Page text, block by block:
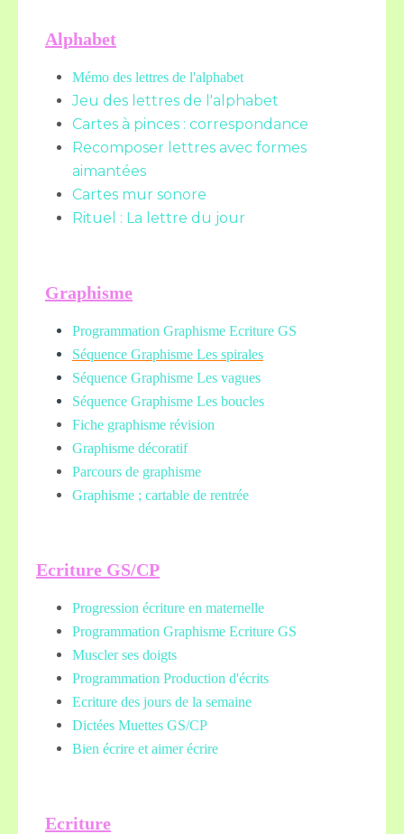
Alphabet
Mémo des lettres de l'alphabet
Jeu des lettres de l'alphabet
Cartes à pinces : correspondance
Recomposer lettres avec formes
aimantées
Cartes mur sonore
Rituel : La lettre du jour
Graphisme
Programmation Graphisme Ecriture GS
Séquence Graphisme Les spirales
Séquence Graphisme Les vagues
Séquence Graphisme Les boucles
Fiche graphisme révision
Graphisme décoratif
Parcours de graphisme
Graphisme ; cartable de rentrée
Ecriture GS/CP
Progression écriture en maternelle
Programmation Graphisme Ecriture GS
Muscler ses doigts
Programmation Production d'écrits
Ecriture des jours de la semaine
Dictées Muettes GS/CP
Bien écrire et aimer écrire
Ecriture